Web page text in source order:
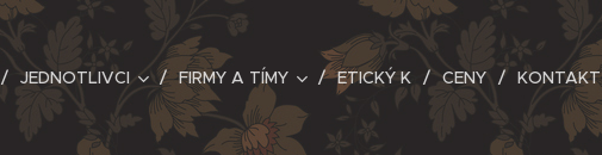
JEDNOTLIVCI FIRMY A TÍMY ETICKÝ K CENY KONTAKT